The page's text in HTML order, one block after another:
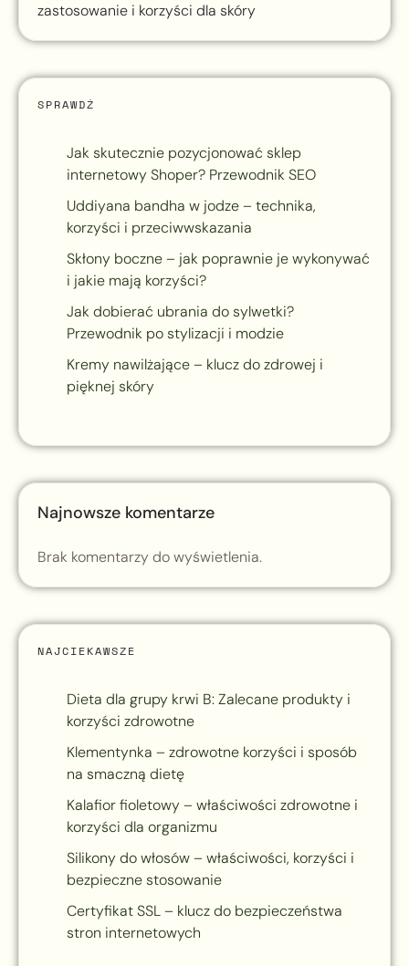
zastosowanie i korzyści dla skóry
SPRAWDŹ
Jak skutecznie pozycjonować sklep
internetowy Shoper? Przewodnik SEO
Uddiyana bandha w jodze – technika,
korzyści i przeciwwskazania
Skłony boczne – jak poprawnie je wykonywać
i jakie mają korzyści?
Jak dobierać ubrania do sylwetki?
Przewodnik po stylizacji i modzie
Kremy nawilżające – klucz do zdrowej i
pięknej skóry
Najnowsze komentarze
Brak komentarzy do wyświetlenia.
NAJCIEKAWSZE
Dieta dla grupy krwi B: Zalecane produkty i
korzyści zdrowotne
Klementynka – zdrowotne korzyści i sposób
na smaczną dietę
Kalafior fioletowy – właściwości zdrowotne i
korzyści dla organizmu
Silikony do włosów – właściwości, korzyści i
bezpieczne stosowanie
Certyfikat SSL – klucz do bezpieczeństwa
stron internetowych